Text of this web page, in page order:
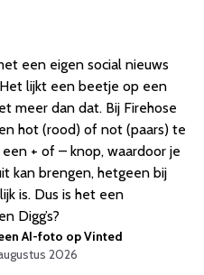
een eigen social nieuws
lijkt een beetje op een
meer dan dat. Bij Firehose
hot (rood) of not (paars) te
+ of – knop, waardoor je
kan brengen, hetgeen bij
is. Dus is het een
Digg’s?
AI-foto op Vinted
2026